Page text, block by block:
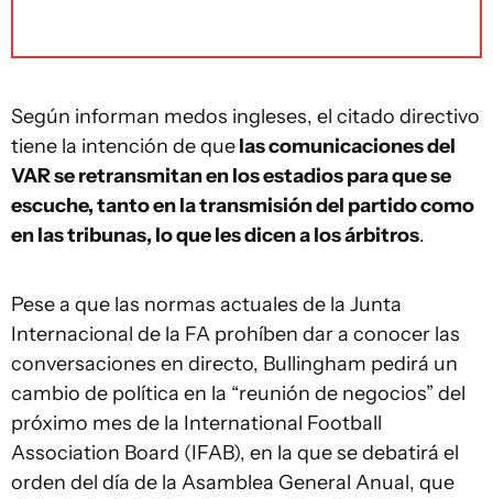
Según informan medos ingleses, el citado directivo
tiene la intención de quelas comunicaciones del
VAR se retransmitan en los estadios para que se
escuche, tanto en la transmisión del partido como
en las tribunas, lo que les dicen a los árbitros.
Pese a que las normas actuales de la Junta
Internacional de la FA prohíben dar a conocer las
conversaciones en directo, Bullingham pedirá un
cambio de política en la “reunión de negocios” del
próximo mes de la International Football
Association Board (IFAB), en la que se debatirá el
orden del día de la Asamblea General Anual, que